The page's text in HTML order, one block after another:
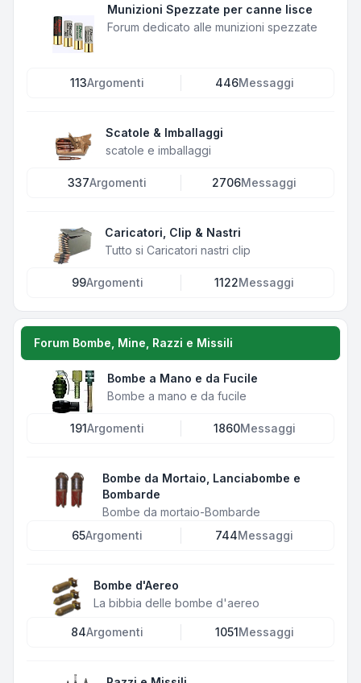
Munizioni Spezzate per canne lisce
Forum dedicato alle munizioni spezzate
113Argomenti 446Messaggi
Scatole & Imballaggi
scatole e imballaggi
337Argomenti 2706Messaggi
Caricatori, Clip & Nastri
Tutto si Caricatori nastri clip
99Argomenti 1122Messaggi
Forum Bombe, Mine, Razzi e Missili
Bombe a Mano e da Fucile
Bombe a mano e da fucile
191Argomenti 1860Messaggi
Bombe da Mortaio, Lanciabombe e
Bombarde
Bombe da mortaio-Bombarde
65Argomenti 744Messaggi
Bombe d'Aereo
La bibbia delle bombe d'aereo
84Argomenti 1051 Messaggi